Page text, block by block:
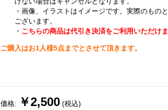
・画像、イラストはイメージです。実際のもの
ございます。
・ こちらの商品は代引き決済をご利用いただけま
ご購入はお1人様5点までとさせて頂きます。
価格: ￥2,500 (税込)